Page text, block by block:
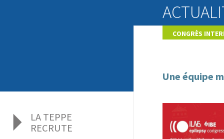
LA TEPPE
RECRUTE
CONGRÈS
Une équipe